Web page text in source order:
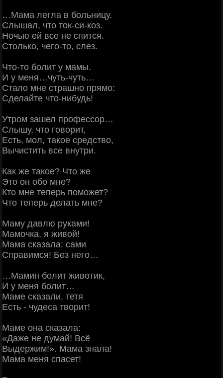
…Мама легла в больницу.
Слышал, что ток-си-коз.
Ночью ей все не спится.
Столько, чего-то, слез.
Что-то болит у мамы.
И у меня…чуть-чуть…
Стало мне страшно прямо:
Сделайте что-нибудь!
Утром зашел профессор…
Слышу, что говорит,
Есть, мол, такое средство,
Вычистить все внутри.
Как же такое? Что же
Это он обо мне?
Кто мне теперь поможет?
Что теперь делать мне?
Маму давлю руками!
Мамочка, я живой!
Мама сказала: сами
Справимся! Без него…
…Мамин болит животик,
И у меня болит…
Маме сказали, тетя
Есть - чудеса творит!
Маме она сказала:
«Даже не думай! Всё
Выдержим!». Мама знала!
Мама меня спасет!